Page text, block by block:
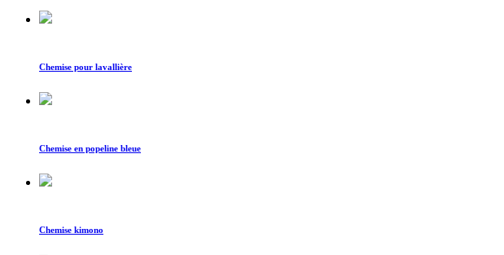
Chemise pour lavallière
Chemise en popeline bleue
Chemise kimono